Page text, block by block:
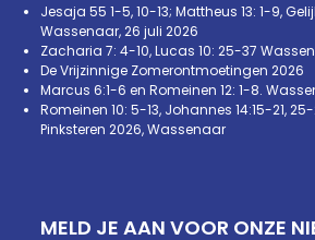
Jesaja 55 1-5, 10-13; Mattheus 13: 1-9,
Wassenaar, 26 juli 2026
Zacharia 7: 4-10, Lucas 10: 25-37
De Vrijzinnige Zomerontmoetingen 2026
Marcus 6:1-6 en Romeinen 12: 1-8.
Romeinen 10: 5-13, Johannes 14:15-21,
Pinksteren 2026, Wassenaar
MELD JE AAN VOOR ONZE